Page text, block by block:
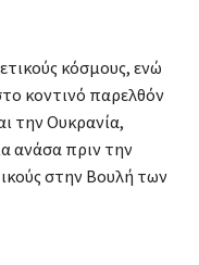
κόσμους, ενώ
κοντινό παρελθόν
την Ουκρανία,
ανάσα πριν την
στην Βουλή των